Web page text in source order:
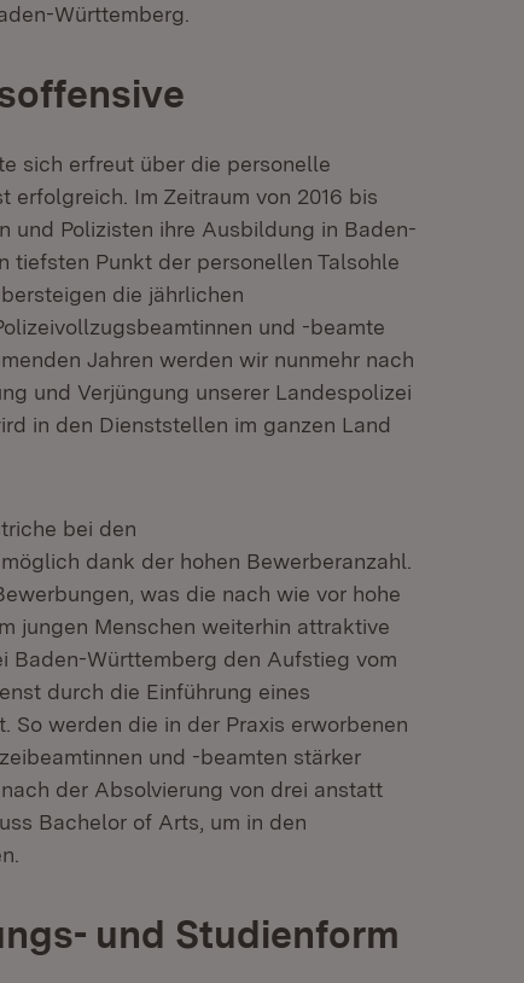
Württemberg.
sich erfreut über die personelle
erfolgreich. Im Zeitraum von 2016 bis
und Polizisten ihre Ausbildung in Baden-
tiefsten Punkt der personellen Talsohle
die jährlichen
und -beamte
Jahren werden wir nunmehr nach
und Verjüngung unserer Landespolizei
in den Dienststellen im ganzen Land
bei den
dank der hohen Bewerberanzahl.
was die nach wie vor hohe
jungen Menschen weiterhin attraktive
Baden-Württemberg den Aufstieg vom
durch die Einführung eines
So werden die in der Praxis erworbenen
und -beamten stärker
der Absolvierung von drei anstatt
Bachelor of Arts, um in den
und Studienform